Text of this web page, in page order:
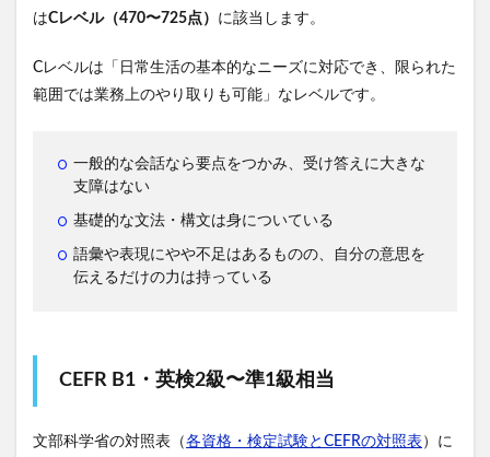
はCレベル（470〜725点） に該当します。
Cレベルは「日常生活の基本的なニーズに対応でき、限られた
範囲では業務上のやり取りも可能」なレベルです。
一般的な会話なら要点をつかみ、受け答えに大きな
支障はない
基礎的な文法・構文は身についている
語彙や表現にやや不足はあるものの、自分の意思を
伝えるだけの力は持っている
CEFR B1・英検2級〜準1級相当
文部科学省の対照表（各資格・検定試験とCEFRの対照表）に